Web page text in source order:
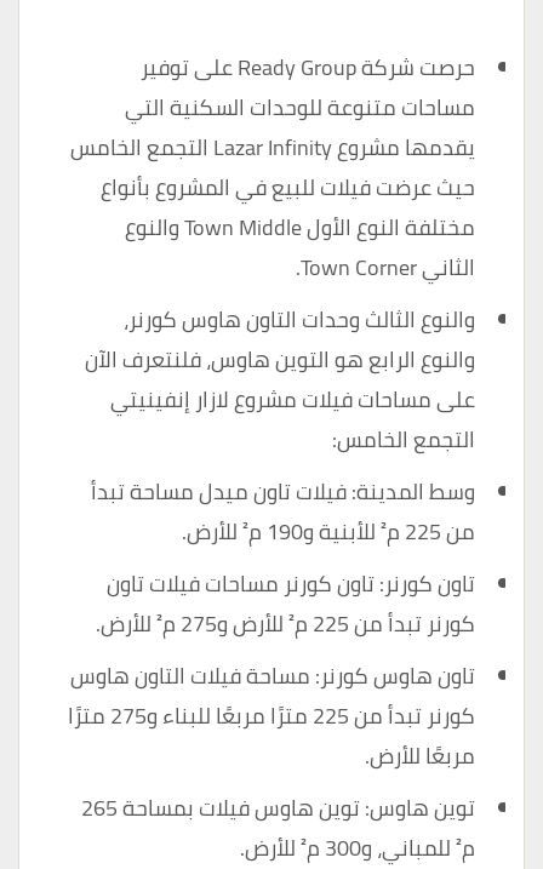
حرصت شركة Ready Group على توفير
مساحات متنوعة للوحدات السكنية التي
يقدمها مشروع Lazar Infinity التجمع الخامس
حيث عرضت فيلات للبيع في المشروع بأنواع
مختلفة النوع الأول Town Middle والنوع
الثاني Town Corner.
والنوع الثالث وحدات التاون هاوس كورنر،
والنوع الرابع هو التوين هاوس، فلنتعرف الآن
على مساحات فيلات مشروع لازار إنفينيتي
التجمع الخامس:
وسط المدينة: فيلات تاون ميدل مساحة تبدأ
من 225 م² للأبنية و190 م² للأرض.
تاون كورنر: تاون كورنر مساحات فيلات تاون
كورنر تبدأ من 225 م² للأرض و275 م² للأرض.
تاون هاوس كورنر: مساحة فيلات التاون هاوس
كورنر تبدأ من 225 مترًا مربعًا للبناء و275 مترًا
مربعًا للأرض.
توين هاوس: توين هاوس فيلات بمساحة 265
م² للمباني، و300 م² للأرض.